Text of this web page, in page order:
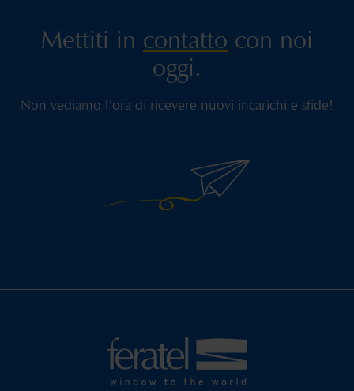
Mettiti in contatto con noi
oggi.
Non vediamo l’ora di ricevere nuovi incarichi e sfide!